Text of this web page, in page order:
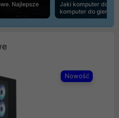
Najlepsze
Jaki komputer do
komputer do gier |
Nowość